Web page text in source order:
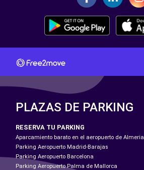
PLAZAS DE PARKING
RESERVA TU PARKING
Aparcamiento barato en el aeropuerto de Almeria
Parking Aeropuerto Madrid-Barajas
Parking Aeropuerto Barcelona
Parking Aeropuerto Palma de Mallorca